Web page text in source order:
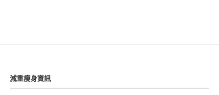
減重瘦身資訊